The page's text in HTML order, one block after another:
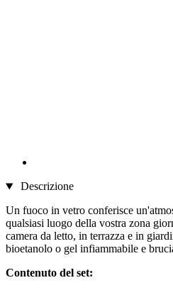
Descrizione
Un fuoco in vetro conferisce
qualsiasi luogo della vostra zona
camera da letto, in terrazza e in
bioetanolo o gel infiammabile e
Contenuto del set: